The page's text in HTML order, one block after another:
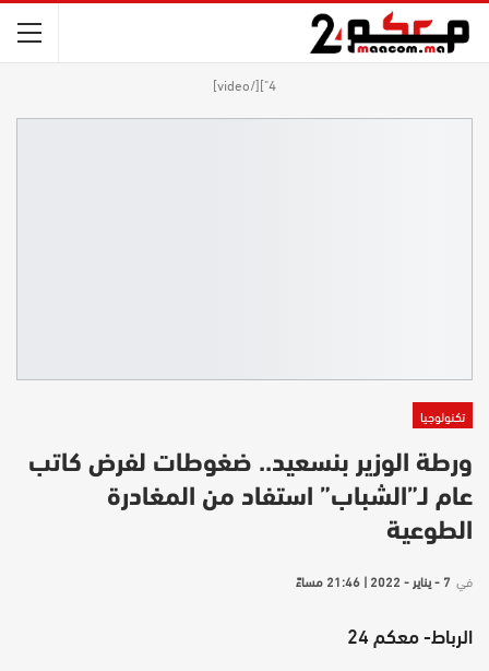
4"][/video]
تكنولوجيا
ورطة الوزير بنسعيد.. ضغوطات لفرض كاتب
عام لـ”الشباب” استفاد من المغادرة
الطوعية
في 7 - يناير - 2022 | 21:46 مساءً
الرباط- معكم 24